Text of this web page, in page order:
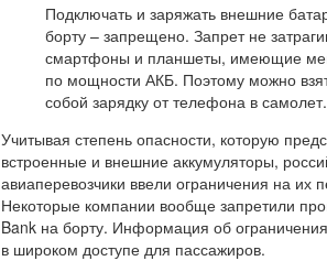
Подключать и заряжать внешние
борту – запрещено. Запрет не
смартфоны и планшеты, имеющие
по мощности АКБ. Поэтому можно
собой зарядку от телефона в самолет.
Учитывая степень опасности, которую
встроенные и внешние аккумуляторы,
авиаперевозчики ввели ограничения на их
Некоторые компании вообще запретили
Bank на борту. Информация об
в широком доступе для пассажиров.